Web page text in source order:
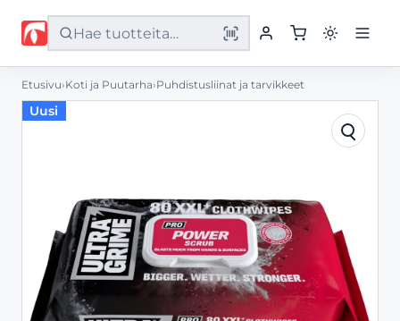
Etusivu
Yritys
Yhteystiedot
Etusivu›Koti ja Puutarha›Puhdistusliinat ja tarvikkeet
Uusi